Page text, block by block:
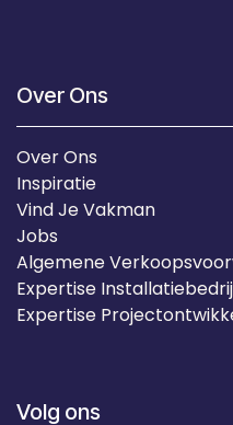
Over Ons
Over Ons
Inspiratie
Vind Je Vakman
Jobs
Algemene
Expertise
Expertise
Volg ons